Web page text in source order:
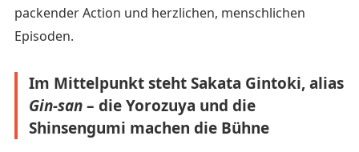
packender Action und herzlichen, menschlichen
Episoden.
Im Mittelpunkt steht Sakata Gintoki, alias
Gin-san– die Yorozuya und die
Shinsengumi machen die Bühne